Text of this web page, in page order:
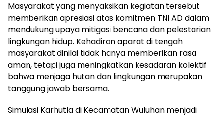
Masyarakat yang menyaksikan kegiatan tersebut
memberikan apresiasi atas komitmen TNI AD dalam
mendukung upaya mitigasi bencana dan pelestarian
lingkungan hidup. Kehadiran aparat di tengah
masyarakat dinilai tidak hanya memberikan rasa
aman, tetapi juga meningkatkan kesadaran kolektif
bahwa menjaga hutan dan lingkungan merupakan
tanggung jawab bersama.
Simulasi Karhutla di Kecamatan Wuluhan menjadi